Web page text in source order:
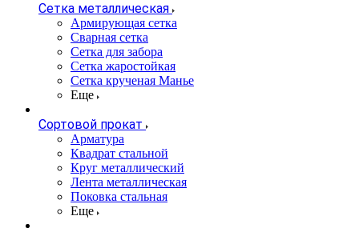
Сетка металлическая
Армирующая сетка
Сварная сетка
Сетка для забора
Сетка жаростойкая
Сетка крученая Манье
Еще
Сортовой прокат
Арматура
Квадрат стальной
Круг металлический
Лента металлическая
Поковка стальная
Еще